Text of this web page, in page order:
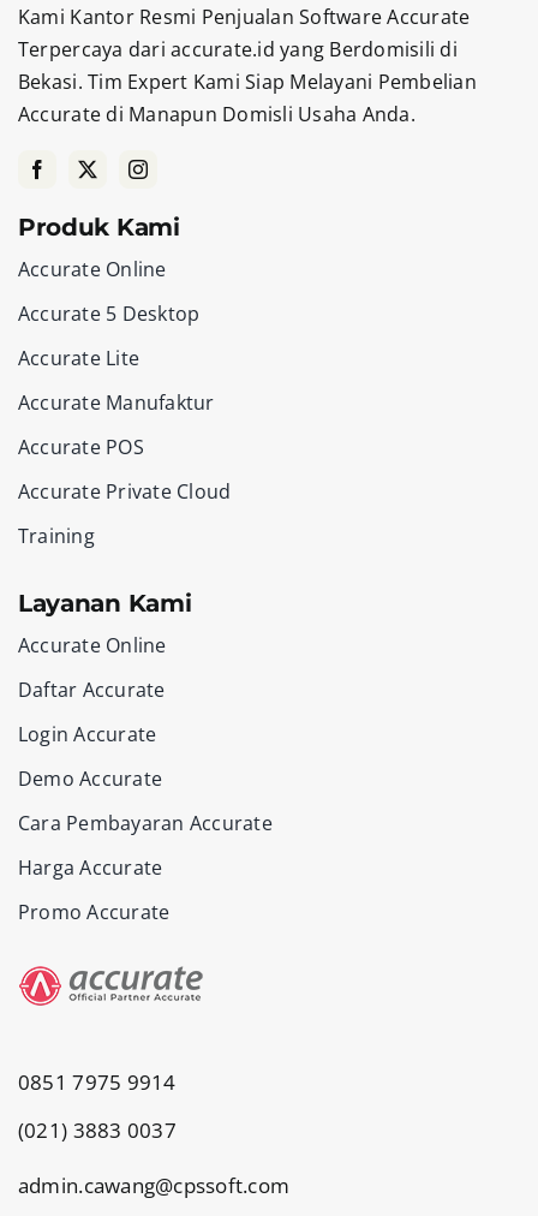
Kami Kantor Resmi Penjualan Software Accurate
Terpercaya dari accurate.id yang Berdomisili di
Bekasi. Tim Expert Kami Siap Melayani Pembelian
Accurate di Manapun Domisli Usaha Anda.
Produk Kami
Accurate Online
Accurate 5 Desktop
Accurate Lite
Accurate Manufaktur
Accurate POS
Accurate Private Cloud
Training
Layanan Kami
Accurate Online
Daftar Accurate
Login Accurate
Demo Accurate
Cara Pembayaran Accurate
Harga Accurate
Promo Accurate
0851 7975 9914
(021) 3883 0037
admin.cawang@cpssoft.com